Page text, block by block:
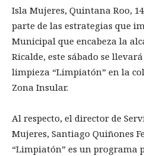
Isla Mujeres, Quintana Roo,
parte de las estrategias que
Municipal que encabeza la
Ricalde, este sábado se
limpieza “Limpiatón” en la
Zona Insular.
Al respecto, el director de
Mujeres, Santiago Quiñones
“Limpiatón” es un programa